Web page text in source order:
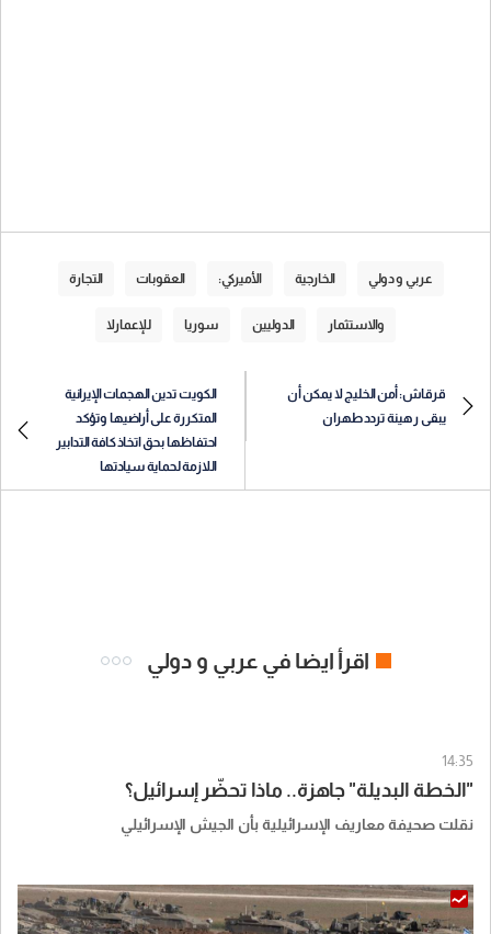
عربي و دولي الخارجية الأميركي: العقوبات التجارة
والاستثمار الدوليين سوريا للإعمارلا
قرقاش: أمن الخليج لا يمكن أن
يبقى رهينة تردد طهران
الكويت تدين الهجمات الإيرانية
المتكررة على أراضيها وتؤكد
احتفاظها بحق اتخاذ كافة التدابير
اللازمة لحماية سيادتها
اقرأ ايضا في عربي و دولي
14:35
"الخطة البديلة" جاهزة.. ماذا تحضّر إسرائيل؟
نقلت صحيفة معاريف الإسرائيلية بأن الجيش الإسرائيلي